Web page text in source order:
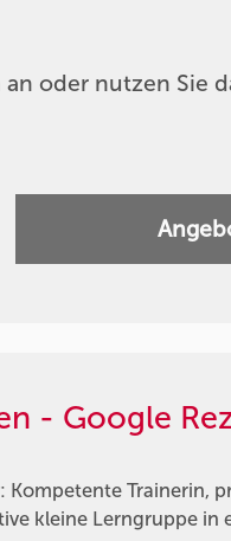
an oder nutzen Sie
- Google
Kompetente Trainerin,
kleine Lerngruppe